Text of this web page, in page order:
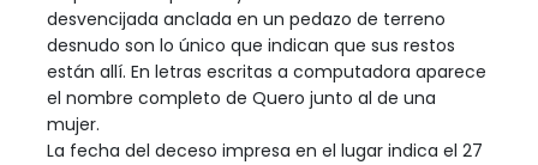
desvencijada anclada en un pedazo de terreno
desnudo son lo único que indican que sus restos
están allí. En letras escritas a computadora aparece
el nombre completo de Quero junto al de una
mujer.
La fecha del deceso impresa en el lugar indica el 27